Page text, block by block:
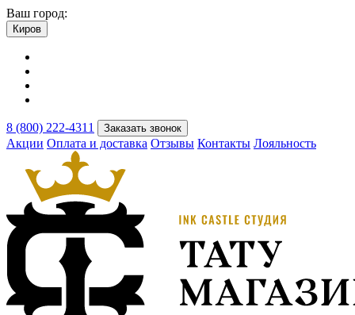
Ваш город:
Киров
8 (800) 222-4311 Заказать звонок
Акции Оплата и доставка Отзывы Контакты Лояльность